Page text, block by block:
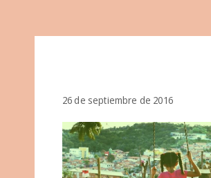
26 de septiembre de 2016